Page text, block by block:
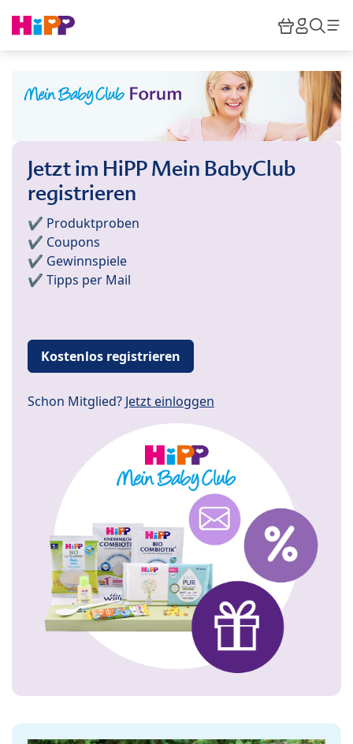
HiPP
Jetzt im HiPP Mein BabyClub
registrieren
✔️ Produktproben
✔️ Coupons
✔️ Gewinnspiele
✔️ Tipps per Mail
Kostenlos registrieren
Schon Mitglied? Jetzt einloggen